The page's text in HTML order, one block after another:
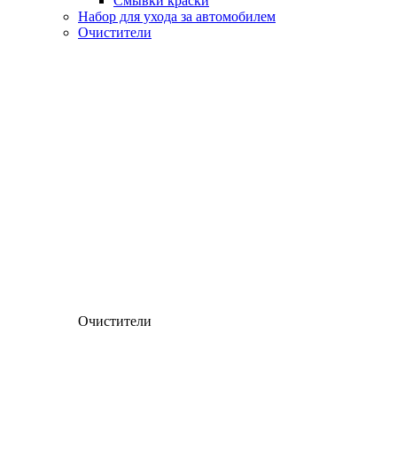
Набор для ухода за автомобилем
Очистители
Очистители